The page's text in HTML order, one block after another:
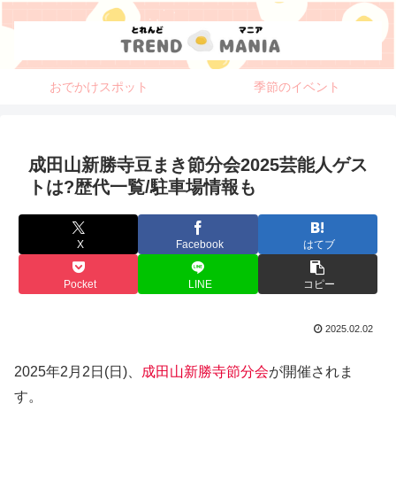
おでかけスポット 季節のイベント
成田山新勝寺豆まき節分会2025芸能人ゲス
トは?歴代一覧/駐車場情報も
X Facebook はてブ
Pocket LINE コピー
2025.02.02
2025年2月2日(日)、 成田山新勝寺節分会が開催されま
す。